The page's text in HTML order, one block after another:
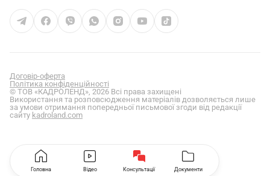
Договір-оферта
Політика конфіденційності
© ТОВ «КАДРОЛЕНД», 2026 Всі права захищені
Використання та розповсюдження матеріалів дозволяється лише
за умови отримання попередньої письмової згоди від редакції
сайту kadroland.com
Головна Відео Консультації Документи